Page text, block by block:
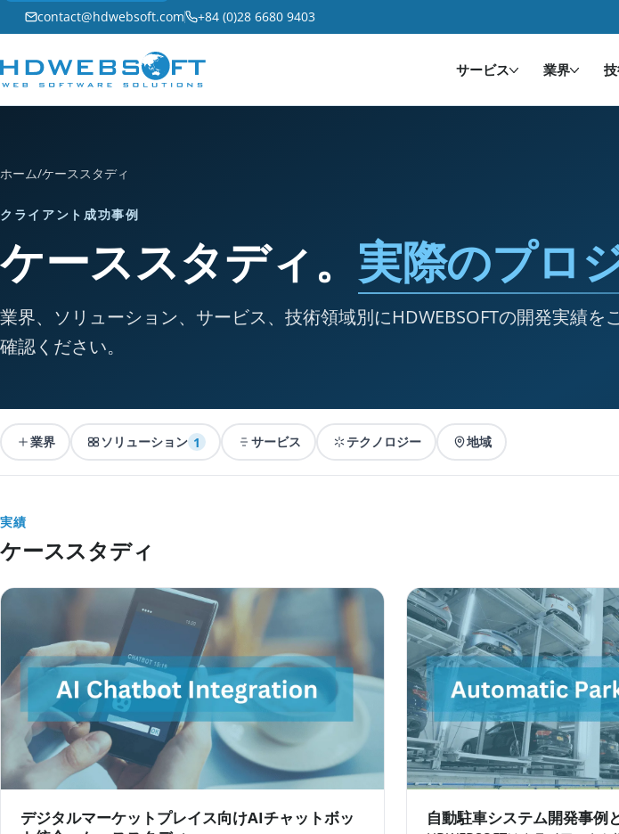
contact@hdwebsoft.com +84 (0)28 6680 9403
サービス 業界
ホーム/ケーススタディ
クライアント成功事例
ケーススタディ。 実際のプロ
業界、ソリューション、サービス、技術領域別にHDWEBSOFTの開発実績を
確認ください。
業界 ソリューション 1 サービス テクノロジー 地域
実績
ケーススタディ
デジタルマーケットプレイス向けAIチャットボッ
自動駐車システム開発事例